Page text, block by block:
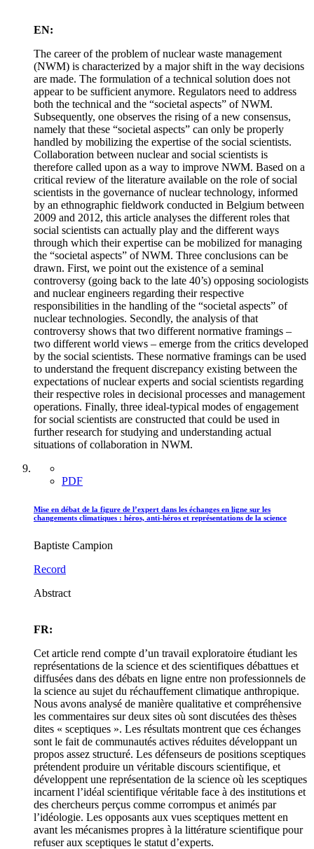
EN:
The career of the problem of nuclear waste management
(NWM) is characterized by a major shift in the way decisions
are made. The formulation of a technical solution does not
appear to be sufficient anymore. Regulators need to address
both the technical and the “societal aspects” of NWM.
Subsequently, one observes the rising of a new consensus,
namely that these “societal aspects” can only be properly
handled by mobilizing the expertise of the social scientists.
Collaboration between nuclear and social scientists is
therefore called upon as a way to improve NWM. Based on a
critical review of the literature available on the role of social
scientists in the governance of nuclear technology, informed
by an ethnographic fieldwork conducted in Belgium between
2009 and 2012, this article analyses the different roles that
social scientists can actually play and the different ways
through which their expertise can be mobilized for managing
the “societal aspects” of NWM. Three conclusions can be
drawn. First, we point out the existence of a seminal
controversy (going back to the late 40’s) opposing sociologists
and nuclear engineers regarding their respective
responsibilities in the handling of the “societal aspects” of
nuclear technologies. Secondly, the analysis of that
controversy shows that two different normative framings –
two different world views – emerge from the critics developed
by the social scientists. These normative framings can be used
to understand the frequent discrepancy existing between the
expectations of nuclear experts and social scientists regarding
their respective roles in decisional processes and management
operations. Finally, three ideal-typical modes of engagement
for social scientists are constructed that could be used in
further research for studying and understanding actual
situations of collaboration in NWM.
PDF
Mise en débat de la figure de l’expert dans les échanges en ligne sur les
changements climatiques : héros, anti-héros et représentations de la science
Baptiste Campion
Record
Abstract
FR:
Cet article rend compte d’un travail exploratoire étudiant les
représentations de la science et des scientifiques débattues et
diffusées dans des débats en ligne entre non professionnels de
la science au sujet du réchauffement climatique anthropique.
Nous avons analysé de manière qualitative et compréhensive
les commentaires sur deux sites où sont discutées des thèses
dites « sceptiques ». Les résultats montrent que ces échanges
sont le fait de communautés actives réduites développant un
propos assez structuré. Les défenseurs de positions sceptiques
prétendent produire un véritable discours scientifique, et
développent une représentation de la science où les sceptiques
incarnent l’idéal scientifique véritable face à des institutions et
des chercheurs perçus comme corrompus et animés par
l’idéologie. Les opposants aux vues sceptiques mettent en
avant les mécanismes propres à la littérature scientifique pour
refuser aux sceptiques le statut d’experts.